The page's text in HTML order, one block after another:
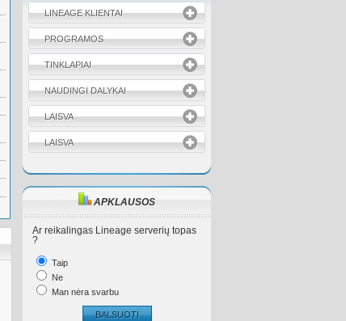
LINEAGE KLIENTAI
PROGRAMOS
TINKLAPIAI
NAUDINGI DALYKAI
LAISVA
LAISVA
APKLAUSOS
Ar reikalingas Lineage serverių topas
?
Taip
Ne
Man nėra svarbu
BALSUOTI